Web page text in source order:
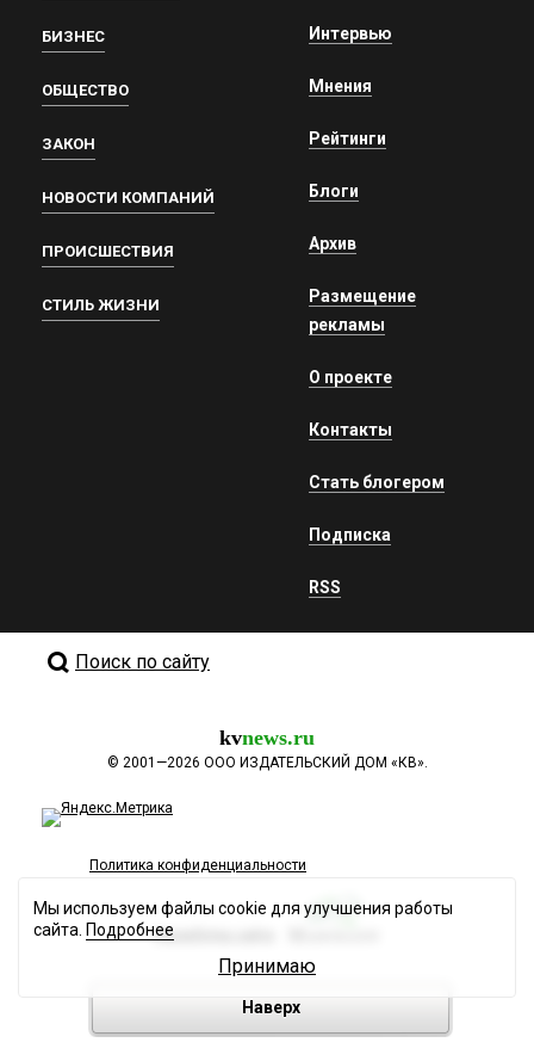
БИЗНЕС
ОБЩЕСТВО
ЗАКОН
НОВОСТИ КОМПАНИЙ
ПРОИСШЕСТВИЯ
СТИЛЬ ЖИЗНИ
Интервью
Мнения
Рейтинги
Блоги
Архив
Размещение
рекламы
О проекте
Контакты
Стать блогером
Подписка
RSS
Поиск по сайту
kvnews.ru
© 2001—2026 ООО ИЗДАТЕЛЬСКИЙ ДОМ «КВ».
Политика конфиденциальности
Разработка сайта
Наверх
Мы используем файлы cookie для улучшения работы
сайта. Подробнее
Принимаю